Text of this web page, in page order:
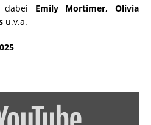
Emily Mortimer, Olivia
u.v.a.